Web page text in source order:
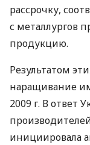
рассрочку,
с металлургов
продукцию.
Результатом
наращивание
2009 г. В ответ
инициировала